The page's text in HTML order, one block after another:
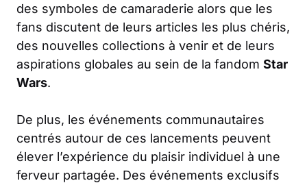
des symboles de camaraderie alors que les
fans discutent de leurs articles les plus chéris,
des nouvelles collections à venir et de leurs
aspirations globales au sein de la fandom Star
Wars.
De plus, les événements communautaires
centrés autour de ces lancements peuvent
élever l’expérience du plaisir individuel à une
ferveur partagée. Des événements exclusifs